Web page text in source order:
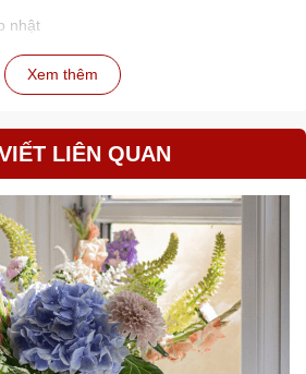
nhật
Xem thêm
LIÊN QUAN